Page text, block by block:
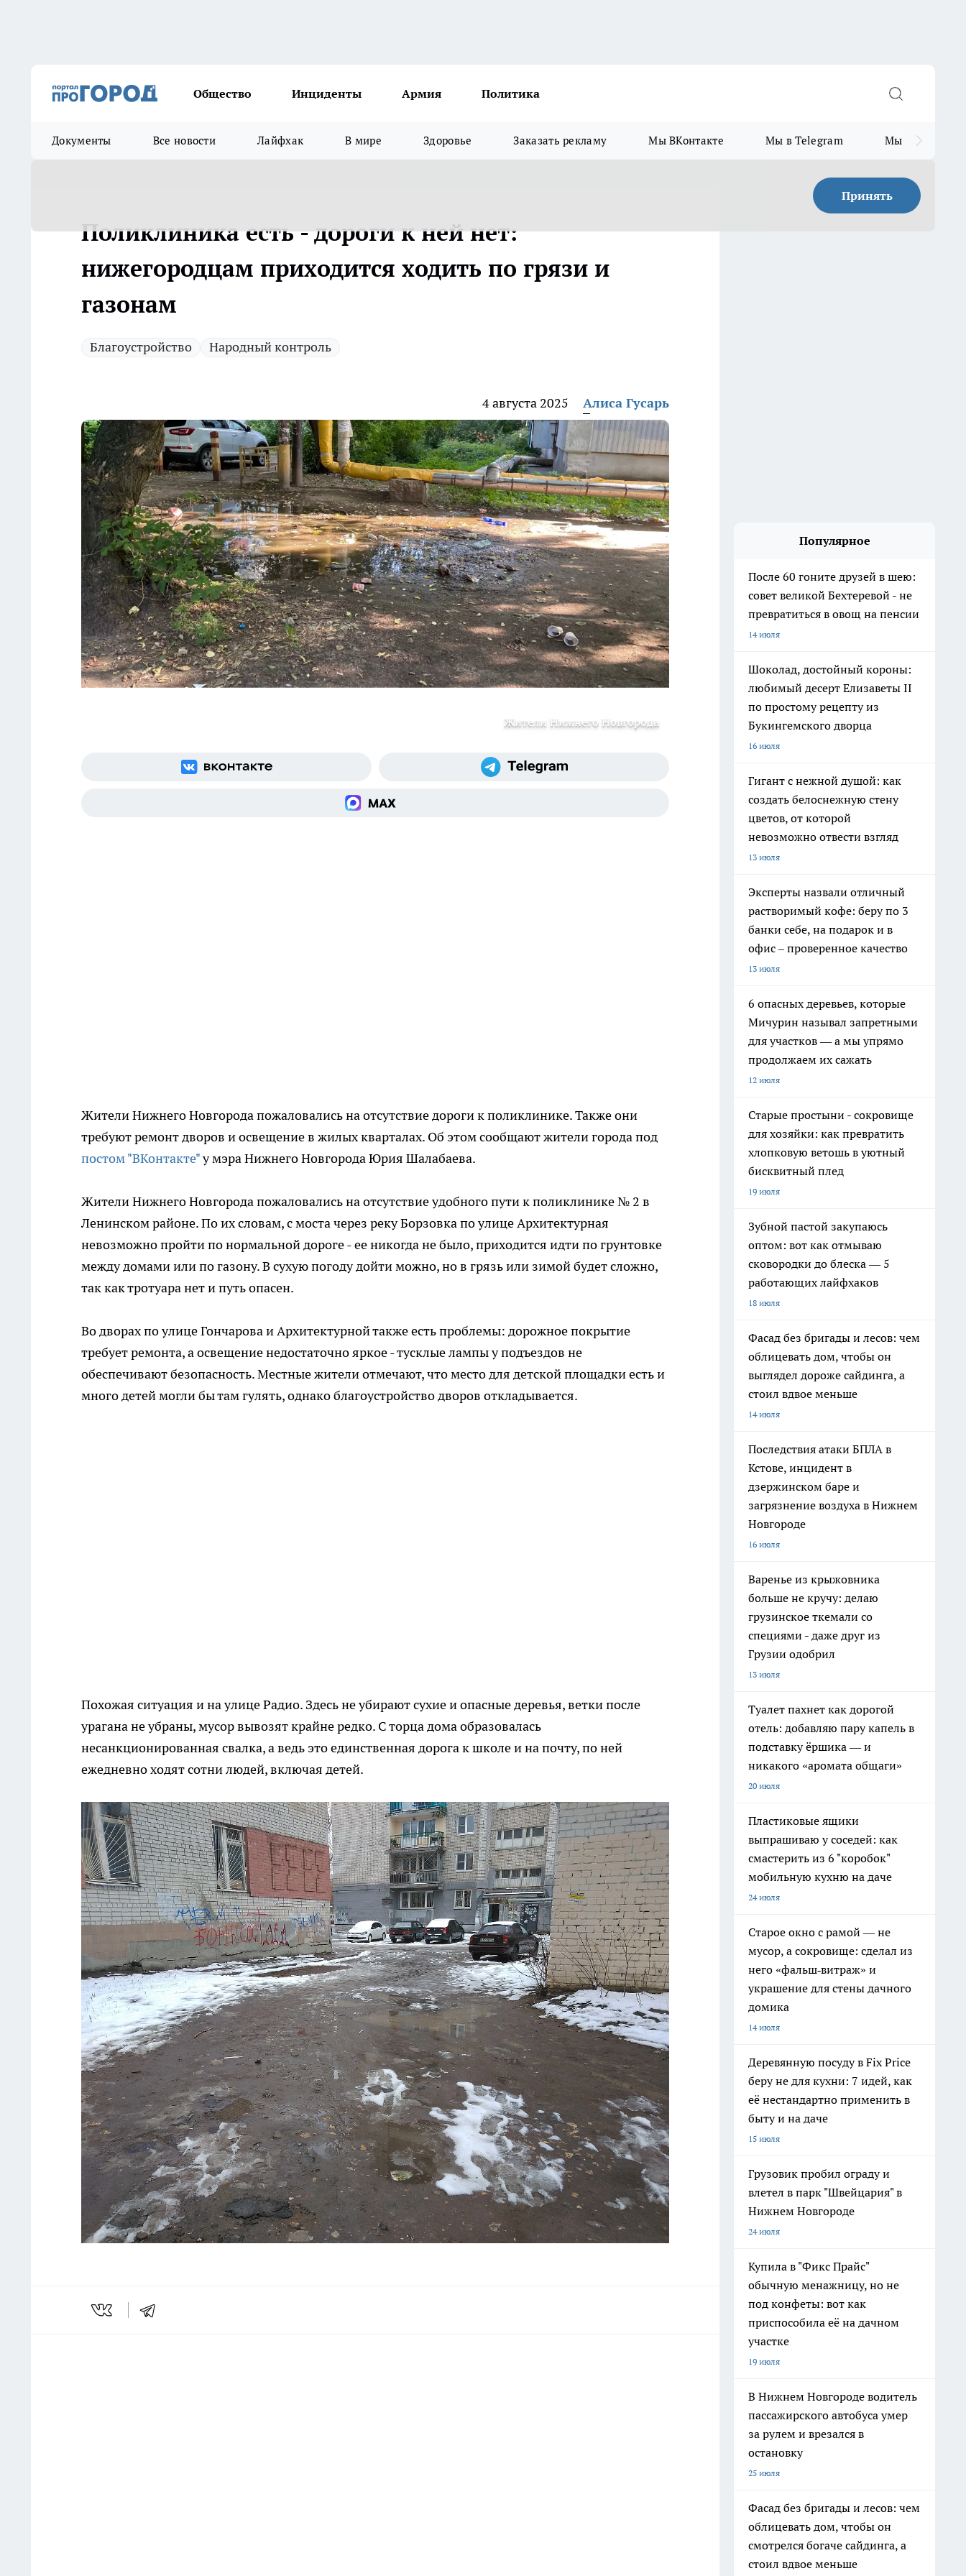
Общество Инциденты Армия Политика
Документы Все новости Лайфхак В мире Здоровье Заказать рекламу Мы ВКонтакте Мы в Telegram Мы в MAX
Принять
Поликлиника есть - дороги к ней нет:
нижегородцам приходится ходить по грязи и
газонам
Благоустройство Народный контроль
4 августа 2025 Алиса Гусарь
Жители Нижнего Новгорода
Жители Нижнего Новгорода пожаловались на отсутствие дороги к поликлинике. Также они
требуют ремонт дворов и освещение в жилых кварталах. Об этом сообщают жители города под
постом "ВКонтакте"у мэра Нижнего Новгорода Юрия Шалабаева.
Жители Нижнего Новгорода пожаловались на отсутствие удобного пути к поликлинике № 2 в
Ленинском районе. По их словам, с моста через реку Борзовка по улице Архитектурная
невозможно пройти по нормальной дороге - ее никогда не было, приходится идти по грунтовке
между домами или по газону. В сухую погоду дойти можно, но в грязь или зимой будет сложно,
так как тротуара нет и путь опасен.
Во дворах по улице Гончарова и Архитектурной также есть проблемы: дорожное покрытие
требует ремонта, а освещение недостаточно яркое - тусклые лампы у подъездов не
обеспечивают безопасность. Местные жители отмечают, что место для детской площадки есть и
много детей могли бы там гулять, однако благоустройство дворов откладывается.
Похожая ситуация и на улице Радио. Здесь не убирают сухие и опасные деревья, ветки после
урагана не убраны, мусор вывозят крайне редко. С торца дома образовалась
несанкционированная свалка, а ведь это единственная дорога к школе и на почту, по ней
ежедневно ходят сотни людей, включая детей.
Популярное
После 60 гоните друзей в шею:
совет великой Бехтеревой - не
превратиться в овощ на пенсии
14 июля
Шоколад, достойный короны:
любимый десерт Елизаветы II
по простому рецепту из
Букингемского дворца
16 июля
Гигант с нежной душой: как
создать белоснежную стену
цветов, от которой
невозможно отвести взгляд
13 июля
Эксперты назвали отличный
растворимый кофе: беру по 3
банки себе, на подарок и в
офис – проверенное качество
13 июля
6 опасных деревьев, которые
Мичурин называл запретными
для участков — а мы упрямо
продолжаем их сажать
12 июля
Старые простыни - сокровище
для хозяйки: как превратить
хлопковую ветошь в уютный
бисквитный плед
19 июля
Зубной пастой закупаюсь
оптом: вот как отмываю
сковородки до блеска — 5
работающих лайфхаков
18 июля
Фасад без бригады и лесов: чем
облицевать дом, чтобы он
выглядел дороже сайдинга, а
стоил вдвое меньше
14 июля
Последствия атаки БПЛА в
Кстове, инцидент в
дзержинском баре и
загрязнение воздуха в Нижнем
Новгороде
16 июля
Варенье из крыжовника
больше не кручу: делаю
грузинское ткемали со
специями - даже друг из
Грузии одобрил
13 июля
Туалет пахнет как дорогой
отель: добавляю пару капель в
подставку ёршика — и
никакого «аромата общаги»
20 июля
Пластиковые ящики
выпрашиваю у соседей: как
смастерить из 6 "коробок"
мобильную кухню на даче
24 июля
Старое окно с рамой — не
мусор, а сокровище: сделал из
него «фальш‑витраж» и
украшение для стены дачного
домика
14 июля
Деревянную посуду в Fix Price
беру не для кухни: 7 идей, как
её нестандартно применить в
быту и на даче
15 июля
Грузовик пробил ограду и
влетел в парк "Швейцария" в
Нижнем Новгороде
24 июля
Купила в "Фикс Прайс"
обычную менажницу, но не
под конфеты: вот как
приспособила её на дачном
участке
19 июля
В Нижнем Новгороде водитель
пассажирского автобуса умер
за рулем и врезался в
остановку
25 июля
Фасад без бригады и лесов: чем
облицевать дом, чтобы он
смотрелся богаче сайдинга, а
стоил вдвое меньше